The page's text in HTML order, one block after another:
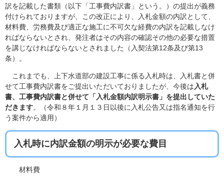
訳を記載した書類（以下「工事費内訳書」という。）の提出が義務
付けられておりますが、この改正により、入札金額の内訳として、
材料費、労務費及び適正な施工に不可欠な経費の内訳を記載しなけ
ればならないとされ、発注者はその内容の確認その他の必要な措置
を講じなければならないとされました（入契法第12条及び第13
条）。
これまでも、上下水道部の建設工事に係る入札時は、入札書と併
せて工事費内訳書をご提出いただいておりましたが、今後は 入札
書、工事費内訳書と併せて「入札金額内訳明示書」を提出していた
だきます。（令和８年１月１３日以後に入札公告又は指名通知を行
う案件から適用）
入札時に内訳金額の明示が必要な費目
材料費